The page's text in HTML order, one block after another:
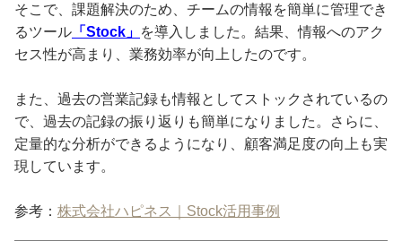
そこで、課題解決のため、チームの情報を簡単に管理でき
るツール 「Stock」 を導入しました。結果、情報へのアク
セス性が高まり、業務効率が向上したのです。
また、過去の営業記録も情報としてストックされているの
で、過去の記録の振り返りも簡単になりました。さらに、
定量的な分析ができるようになり、顧客満足度の向上も実
現しています。
参考： 株式会社ハピネス｜Stock活用事例